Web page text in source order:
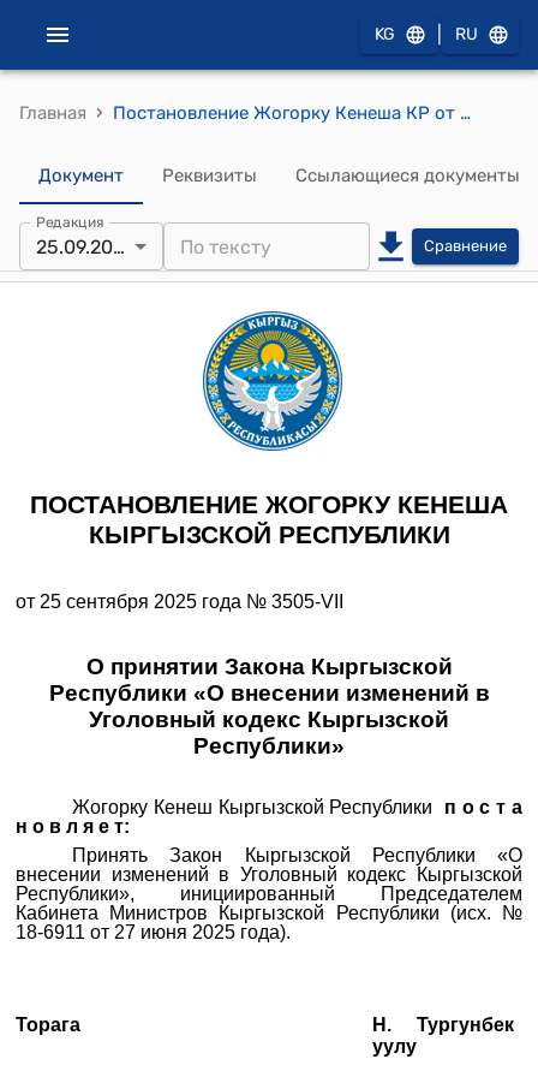
KG RU
Главная › Постановление Жогорку Кенеша КР от 25 сентября 2025 года № 3505-VII «О принятии Закона Кыргызской Республики «О внесении изменений в Уголовный кодекс Кыргызской Республики»
Документ Реквизиты Ссылающиеся документы
Редакция
25.09.2025 Сравнение